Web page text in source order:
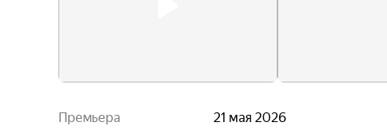
Премьера
21 мая 2026